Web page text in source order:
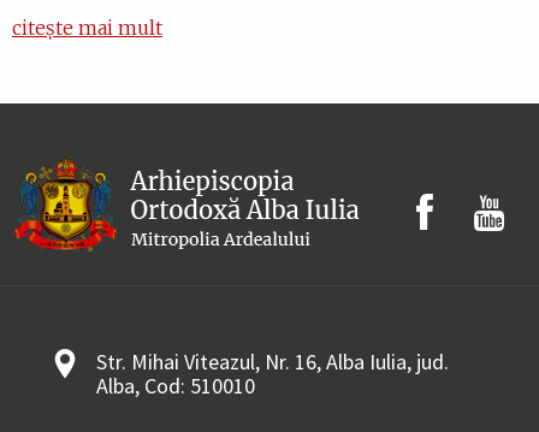
citește mai mult
Str. Mihai Viteazul, Nr. 16, Alba Iulia, jud.
Alba, Cod: 510010